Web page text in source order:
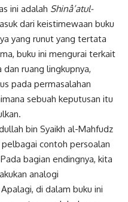
ini adalah Shinâ’atul-
dari keistimewaan buku
yang runut yang tertata
buku ini mengurai terkait
ruang lingkupnya,
pada permasalahan
sebuah keputusan itu
bin Syaikh al-Mahfudz
contoh persoalan
bagian endingnya, kita
analogi
di dalam buku ini